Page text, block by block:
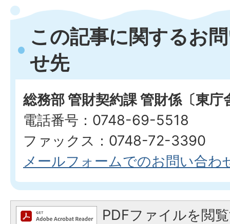
この記事に関するお
せ先
総務部 管財契約課 管財係〔東庁
電話番号：0748-69-5518
ファックス：0748-72-3390
メールフォームでのお問い合わ
PDFファイルを閲